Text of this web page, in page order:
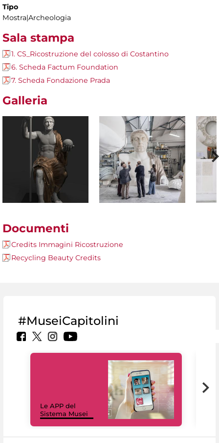
Tipo
Mostra|Archeologia
Sala stampa
1. CS_Ricostruzione del colosso di Costantino
6. Scheda Factum Foundation
7. Scheda Fondazione Prada
Galleria
Documenti
Credits Immagini Ricostruzione
Recycling Beauty Credits
#MuseiCapitolini
Le APP del
Sistema Musei